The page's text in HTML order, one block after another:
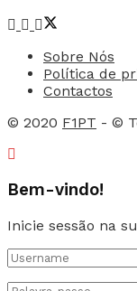
Sobre Nós
Política de
Contactos
© 2020 F1PT - ©
Bem-vindo!
Inicie sessão na